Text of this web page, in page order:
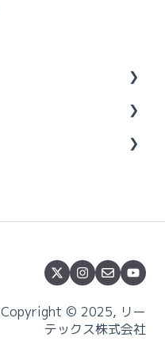
Copyright © 2025, リー
テックス株式会社